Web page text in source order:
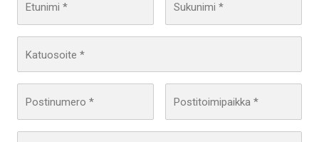
Etunimi * Sukunimi *
Katuosoite *
Postinumero * Postitoimipaikka *